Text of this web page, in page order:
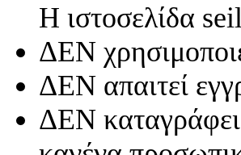
Η ιστοσελίδα
ΔΕΝ
ΔΕΝ απαιτεί
ΔΕΝ καταγράφει